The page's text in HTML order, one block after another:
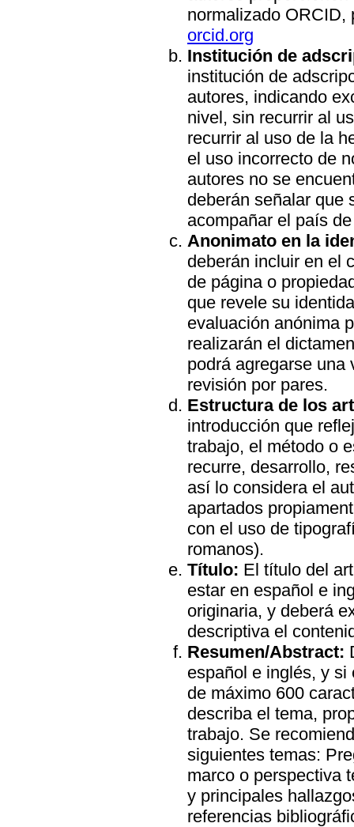
normalizado ORCID,
orcid.org
Institución de
institución de
autores, indicando
nivel, sin recurrir al
recurrir al uso de la
el uso incorrecto de
autores no se
deberán señalar que
acompañar el país
Anonimato en la
deberán incluir en el
de página o
que revele su
evaluación anónima
realizarán el
podrá agregarse una
revisión por pares.
Estructura de los
introducción que
trabajo, el método o
recurre, desarrollo,
así lo considera el
apartados
con el uso de
romanos).
Título: El título del
estar en español e
originaria, y deberá
descriptiva el
Resumen/Abstract:
español e inglés, y
de máximo 600
describa el tema,
trabajo. Se
siguientes temas:
marco o perspectiva
y principales
referencias